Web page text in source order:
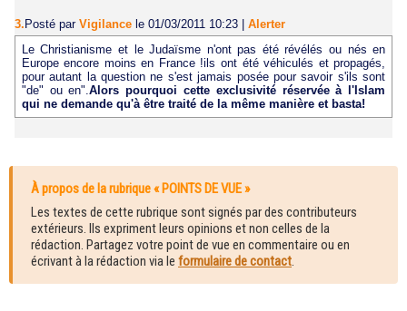
3. Posté par Vigilance le 01/03/2011 10:23
Alerter
Le Christianisme et le Judaïsme n'ont pas été révélés ou nés en
Europe encore moins en France !ils ont été véhiculés et propagés,
pour autant la question ne s'est jamais posée pour savoir s'ils sont
"de" ou en".Alors pourquoi cette exclusivité réservée à l'Islam
qui ne demande qu'à être traité de la même manière et basta!
À propos de la rubrique « POINTS DE VUE »
Les textes de cette rubrique sont signés par des contributeurs
extérieurs. Ils expriment leurs opinions et non celles de la
rédaction. Partagez votre point de vue en commentaire ou en
écrivant à la rédaction via le formulaire de contact.